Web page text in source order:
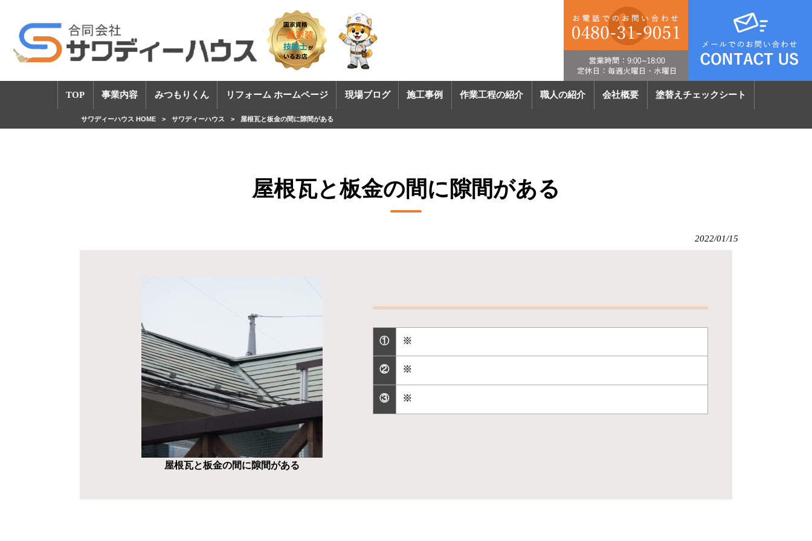
TOP 事業内容 みつもりくん リフォーム ホームページ 現場ブログ 施工事例 作業工程の紹介 職人の紹介 会社概要 塗替えチェックシート
サワディーハウス HOME > サワディーハウス > 屋根瓦と板金の間に隙間がある
屋根瓦と板金の間に隙間がある
2022/01/15
屋根瓦と板金の間に隙間がある
① ※
② ※
③ ※